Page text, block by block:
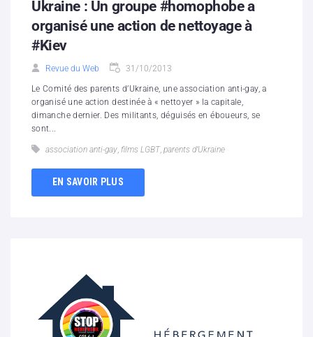
Ukraine : Un groupe #homophobe a
organisé une action de nettoyage à
#Kiev
Revue du Web 31/10/2013
Le Comité des parents d’Ukraine, une association anti-gay, a
organisé une action destinée à « nettoyer » la capitale,
dimanche dernier. Des militants, déguisés en éboueurs, se
sont...
association anti-gay films LGBT, parents d’Ukraine
EN SAVOIR PLUS